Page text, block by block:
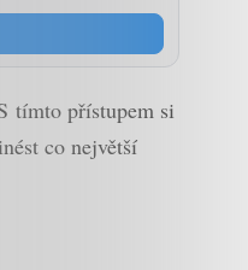
tímto přístupem si
co největší